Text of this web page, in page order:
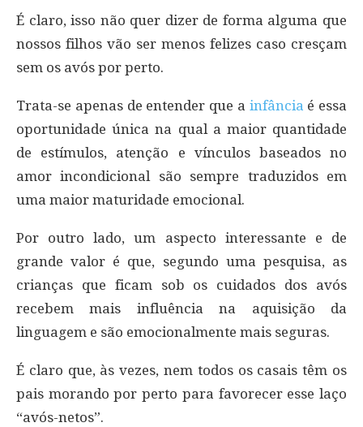
É claro, isso não quer dizer de forma alguma que
nossos filhos vão ser menos felizes caso cresçam
sem os avós por perto.
Trata-se apenas de entender que a infância é essa
oportunidade única na qual a maior quantidade
de estímulos, atenção e vínculos baseados no
amor incondicional são sempre traduzidos em
uma maior maturidade emocional.
Por outro lado, um aspecto interessante e de
grande valor é que, segundo uma pesquisa, as
crianças que ficam sob os cuidados dos avós
recebem mais influência na aquisição da
linguagem e são emocionalmente mais seguras.
É claro que, às vezes, nem todos os casais têm os
pais morando por perto para favorecer esse laço
“avós-netos”.